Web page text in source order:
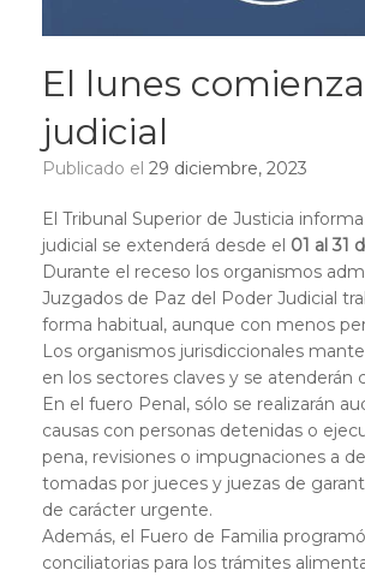
El lunes
judicial
Publicado el 29 diciembre, 2023
El Tribunal Superior de Justicia
judicial se extenderá desde el 01 al 31
Durante el receso los organismos
Juzgados de Paz del Poder Judicial
forma habitual, aunque con menos
Los organismos jurisdiccionales
en los sectores claves y se atenderán
En el fuero Penal, sólo se realizarán
causas con personas detenidas o
pena, revisiones o impugnaciones a
tomadas por jueces y juezas de
de carácter urgente.
Además, el Fuero de Familia
conciliatorias para los trámites